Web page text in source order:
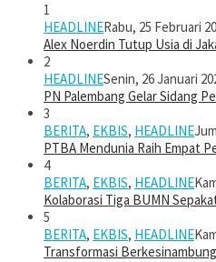
1
HEADLINERabu, 25 Februari
Alex Noerdin Tutup Usia di
2
HEADLINESenin, 26 Januari
PN Palembang Gelar Sidang
3
BERITA, EKBIS, HEADLINE
PTBA Mendunia Raih Empat
4
BERITA, EKBIS, HEADLINE
Kolaborasi Tiga BUMN
5
BERITA, EKBIS, HEADLINE
Transformasi